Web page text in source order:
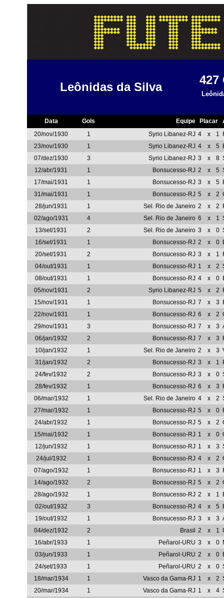
Leônidas da Silva
427
Data Gols Equipe Placar
20/nov/1930
1 Syrio Libanez-RJ 4 x 1
23/nov/1930
1 Syrio Libanez-RJ 4 x 5
07/dez/1930
3 Syrio Libanez-RJ 3 x 8
12/abr/1931
1 Bonsucesso-RJ 2 x 5
17/mai/1931
1 Bonsucesso-RJ 3 x 5
31/mai/1931
1 Bonsucesso-RJ 5 x 2
28/jun/1931
1 Sel. Rio de Janeiro 2 x 2
02/ago/1931
4 Sel. Rio de Janeiro 6 x 1
13/set/1931
2 Sel. Rio de Janeiro 3 x 0
16/set/1931
1 Bonsucesso-RJ 2 x 0
20/set/1931
2 Bonsucesso-RJ 3 x 1
04/out/1931
1 Bonsucesso-RJ 1 x 2
08/out/1931
1 Bonsucesso-RJ 4 x 0
05/nov/1931
2 Syrio Libanez-RJ 5 x 2
15/nov/1931
1 Bonsucesso-RJ 7 x 3
22/nov/1931
1 Bonsucesso-RJ 6 x 2
29/nov/1931
3 Bonsucesso-RJ 7 x 3
06/jan/1932
2 Bonsucesso-RJ 7 x 3
10/jan/1932
1 Sel. Rio de Janeiro 2 x 3
31/jan/1932
2 Bonsucesso-RJ 3 x 1
24/fev/1932
2 Bonsucesso-RJ 3 x 0
28/fev/1932
1 Bonsucesso-RJ 6 x 3
06/mar/1932
1 Sel. Rio de Janeiro 4 x 2
27/mar/1932
1 Bonsucesso-RJ 5 x 0
24/abr/1932
1 Bonsucesso-RJ 5 x 2
15/mai/1932
1 Bonsucesso-RJ 1 x 0
12/jun/1932
1 Bonsucesso-RJ 1 x 3
24/jul/1932
1 Bonsucesso-RJ 4 x 2
07/ago/1932
1 Bonsucesso-RJ 1 x 3
14/ago/1932
2 Bonsucesso-RJ 5 x 2
28/ago/1932
1 Bonsucesso-RJ 2 x 1
02/out/1932
3 Bonsucesso-RJ 4 x 5
19/out/1932
1 Bonsucesso-RJ 3 x 3
04/dez/1932
2 Brasil 2 x 1
16/abr/1933
1 Peñarol-URU 3 x 0
03/jun/1933
1 Peñarol-URU 2 x 0
24/set/1933
1 Peñarol-URU 2 x 0
18/mar/1934
1 Vasco da Gama-RJ 1 x 2
20/mar/1934
1 Vasco da Gama-RJ 1 x 4